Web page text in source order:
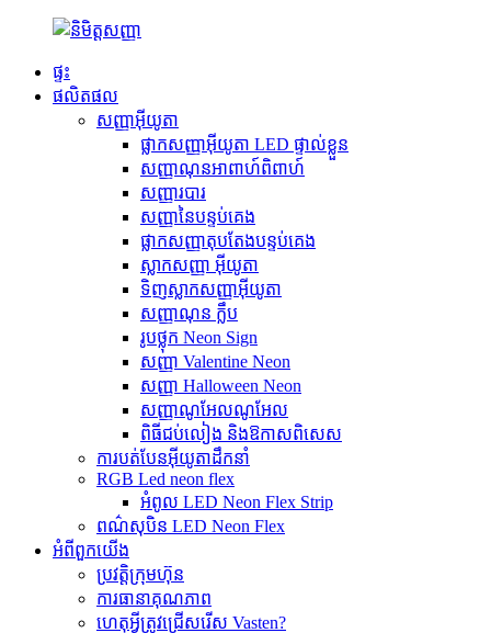
ផ្ទះ
ផលិតផល
សញ្ញាអ៊ីយូតា
ផ្លាកសញ្ញាអ៊ីយូតា LED ផ្ទាល់ខ្លួន
សញ្ញាណុនអាពាហ៍ពិពាហ៍
សញ្ញារបារ
សញ្ញានៃបន្ទប់គេង
ផ្លាកសញ្ញាតុបតែងបន្ទប់គេង
ស្លាកសញ្ញា អ៊ីយូតា
ទិញស្លាកសញ្ញាអ៊ីយូតា
សញ្ញាណុន ក្លឹប
រូបថ្លុក Neon Sign
សញ្ញា Valentine Neon
សញ្ញា Halloween Neon
សញ្ញាណូអែលណូអែល
ពិធីជប់លៀង និងឱកាសពិសេស
ការបត់បែនអ៊ីយូតាដឹកនាំ
RGB Led neon flex
អំពូល LED Neon Flex Strip
ពណ៌សុបិន LED Neon Flex
អំពី​ពួក​យើង
ប្រវត្តិ​ក្រុមហ៊ុន
ការធានា​គុណភាព
ហេតុអ្វីត្រូវជ្រើសរើស Vasten?